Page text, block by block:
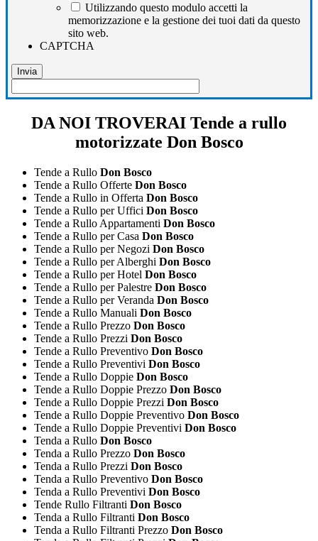
Utilizzando questo modulo accetti la
memorizzazione e la gestione dei tuoi dati da questo
sito web.
CAPTCHA
DA NOI TROVERAI Tende a rullo
motorizzate Don Bosco
Tende a Rullo Don Bosco
Tende a Rullo Offerte Don Bosco
Tende a Rullo in Offerta Don Bosco
Tende a Rullo per Uffici Don Bosco
Tende a Rullo Appartamenti Don Bosco
Tende a Rullo per Casa Don Bosco
Tende a Rullo per Negozi Don Bosco
Tende a Rullo per Alberghi Don Bosco
Tende a Rullo per Hotel Don Bosco
Tende a Rullo per Palestre Don Bosco
Tende a Rullo per Veranda Don Bosco
Tende a Rullo Manuali Don Bosco
Tende a Rullo Prezzo Don Bosco
Tende a Rullo Prezzi Don Bosco
Tende a Rullo Preventivo Don Bosco
Tende a Rullo Preventivi Don Bosco
Tende a Rullo Doppie Don Bosco
Tende a Rullo Doppie Prezzo Don Bosco
Tende a Rullo Doppie Prezzi Don Bosco
Tende a Rullo Doppie Preventivo Don Bosco
Tende a Rullo Doppie Preventivi Don Bosco
Tenda a Rullo Don Bosco
Tenda a Rullo Prezzo Don Bosco
Tenda a Rullo Prezzi Don Bosco
Tenda a Rullo Preventivo Don Bosco
Tenda a Rullo Preventivi Don Bosco
Tende Rullo Filtranti Don Bosco
Tenda a Rullo Filtranti Don Bosco
Tenda a Rullo Filtranti Prezzo Don Bosco